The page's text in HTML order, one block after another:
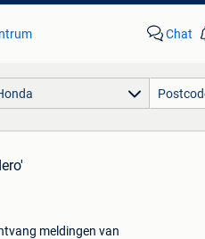
Chat
meldingen van